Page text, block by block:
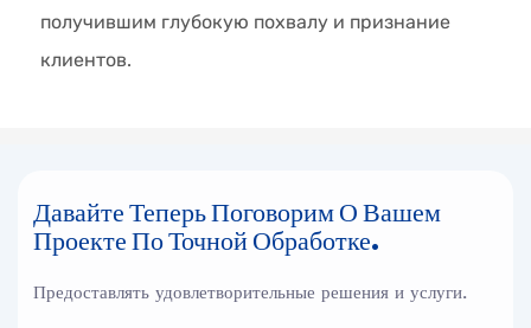
получившим глубокую похвалу и признание
клиентов.
Давайте Теперь Поговорим О Вашем
Проекте По Точной Обработке.
Предоставлять удовлетворительные решения и услуги.